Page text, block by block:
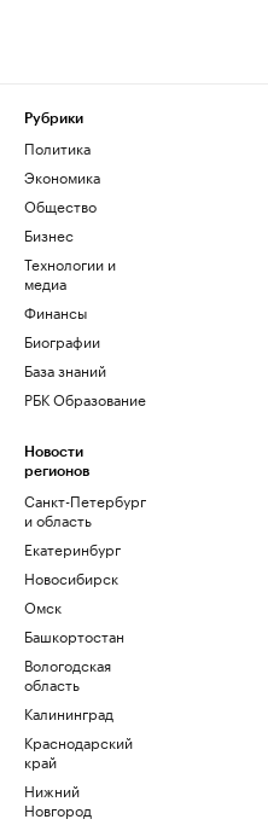
Рубрики
Политика
Экономика
Общество
Бизнес
Технологии и
медиа
Финансы
Биографии
База знаний
РБК Образование
Новости
регионов
Санкт-Петербург
и область
Екатеринбург
Новосибирск
Омск
Башкортостан
Вологодская
область
Калининград
Краснодарский
край
Нижний
Новгород